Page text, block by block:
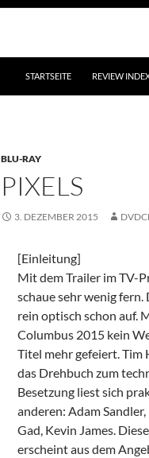
STARTSEITE REVIEW
BLU-RAY
PIXELS
3. DEZEMBER 2015
[Einleitung]
Mit dem Trailer im TV-
schaue sehr wenig
rein optisch schon auf.
Columbus 2015 kein
Titel mehr gefeiert.
das Drehbuch zum
Besetzung liest sich
anderen: Adam
Gad, Kevin James.
erscheint aus dem